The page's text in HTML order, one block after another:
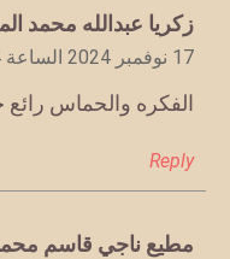
يقول
زكريا عبدالله محمد
17 نوفمبر 2024 الساعة 1:04 م
الفكره والحماس
Reply
يقول
مطيع ناجي قاسم